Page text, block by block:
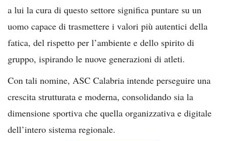
a lui la cura di questo settore significa puntare su un
uomo capace di trasmettere i valori più autentici della
fatica, del rispetto per l’ambiente e dello spirito di
gruppo, ispirando le nuove generazioni di atleti.
Con tali nomine, ASC Calabria intende perseguire una
crescita strutturata e moderna, consolidando sia la
dimensione sportiva che quella organizzativa e digitale
dell’intero sistema regionale.